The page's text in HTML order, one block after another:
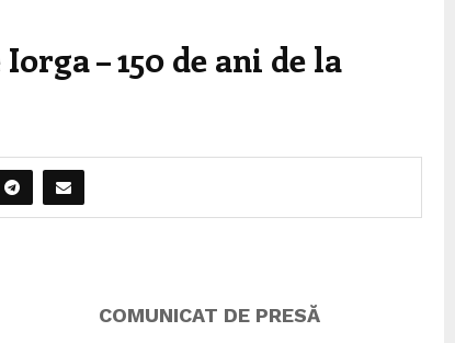
– 150 de ani de la
DE PRESĂ